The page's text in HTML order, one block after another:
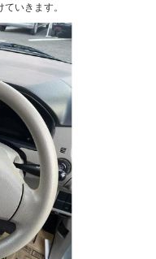
いきます。